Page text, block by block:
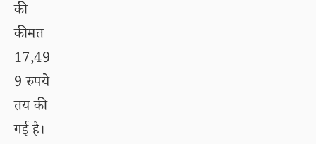
की
कीमत
17,49
9 रुपये
तय की
गई है।